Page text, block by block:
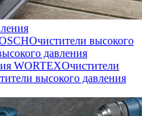
Очистители высокого
давления
WORTEXОчистители
высокого давления